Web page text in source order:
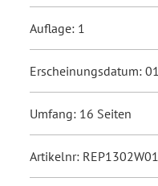
Auflage: 1
Erscheinungsdatum:
Umfang: 16 Seiten
Artikelnr: